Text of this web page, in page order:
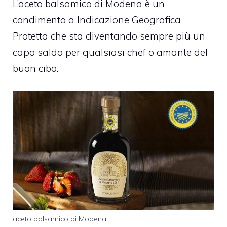
L’aceto balsamico di Modena è un
condimento a Indicazione Geografica
Protetta che sta diventando sempre più un
capo saldo per qualsiasi chef o amante del
buon cibo.
aceto balsamico di Modena